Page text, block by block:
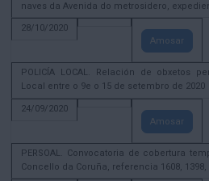
naves da Avenida do metrosidero,
28/10/2020
Amosar
POLICÍA LOCAL. Relación de obxetos
Local entre o 9e o 15 de setembro de 2020
24/09/2020
Amosar
PERSOAL. Convocatoria de cobertura
Concello da Coruña, referencia 1608, 1398,